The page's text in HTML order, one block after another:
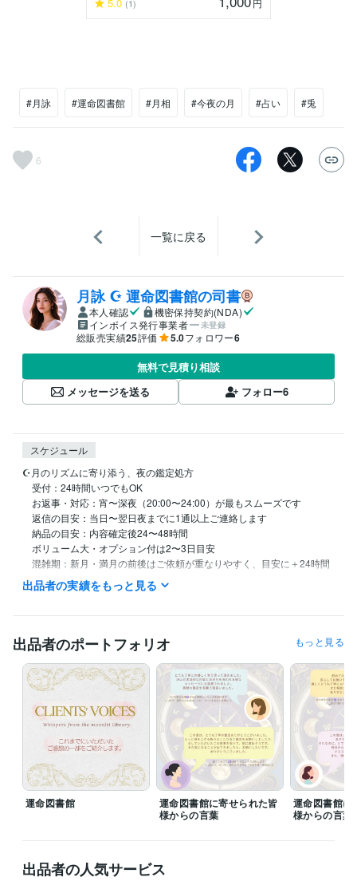
(1)
#月詠 #運命図書館 #月相 #今夜の月 #占い #兎
6
一覧に戻る
月詠 ☪︎ 運命図書館の司書
本人確認
機密保持契約(NDA)
インボイス発行事業者
未登録
総販売実績25評価 5.0フォロワー6
無料で見積り相談
メッセージを送る
フォロー6
スケジュール
☪︎月のリズムに寄り添う、夜の鑑定処方
受付：24時間いつでもOK
お返事・対応：宵〜深夜（20:00〜24:00）が最もスムーズです
返信の目安：当日〜翌日夜までに1通以上ご連絡します
納品の目安：内容確定後24〜48時間
ボリューム大・オプション付は2〜3日目安
混雑期：新月・満月の前後はご依頼が重なりやすく、目安に＋24時間
頂く場合があります
（可否と目安をすぐお伝えします）
時間はJST（日本時間／UTC+9）基準です
ご質問の方向転換・追加も遠慮なくお伝えください。
迷いの整理からご一緒します☪︎
経験職種
ライフスタイル・その他 / 占い師 経験年数 : 20年
ビジネス・クリエイティブツール
WordPress:7年Excel:13年Google スプレッドシート:10年
Google ドキュメント:10年
PowerPoint:13年Word:13年
占い タロット、月相リーディング、数秘術、霊視
出品者の実績をもっと見る
出品者のポートフォリオ もっと見る
運命図書館
運命図書館に寄せられた皆
様からの言葉
運命図書館に
様からの言葉
出品者の人気サービス